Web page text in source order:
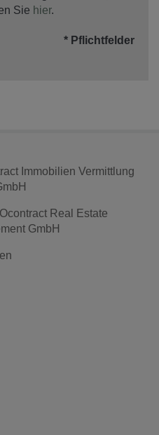
Sie hier.
* Pflichtfelder
Immobilien Vermittlung
Real Estate
GmbH